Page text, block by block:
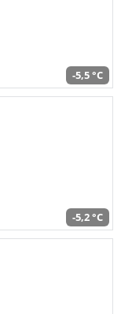
-5,5 °C
-5,2 °C